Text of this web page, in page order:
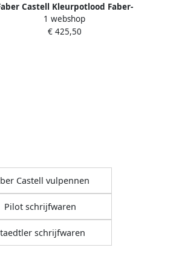
Castell Kleurpotlood Faber-
Castell Black Edition 44 sets in
display
1 webshop
€ 425,50
Castell vulpennen
Pilot schrijfwaren
schrijfwaren